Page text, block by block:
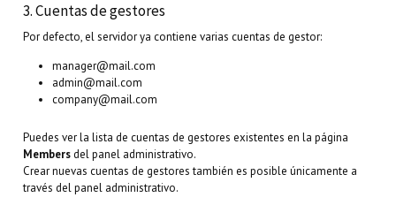
3. Cuentas de gestores
Por defecto, el servidor ya contiene varias cuentas de gestor:
manager@mail.com
admin@mail.com
company@mail.com
Puedes ver la lista de cuentas de gestores existentes en la página
Membersdel panel administrativo.
Crear nuevas cuentas de gestores también es posible únicamente a
través del panel administrativo.